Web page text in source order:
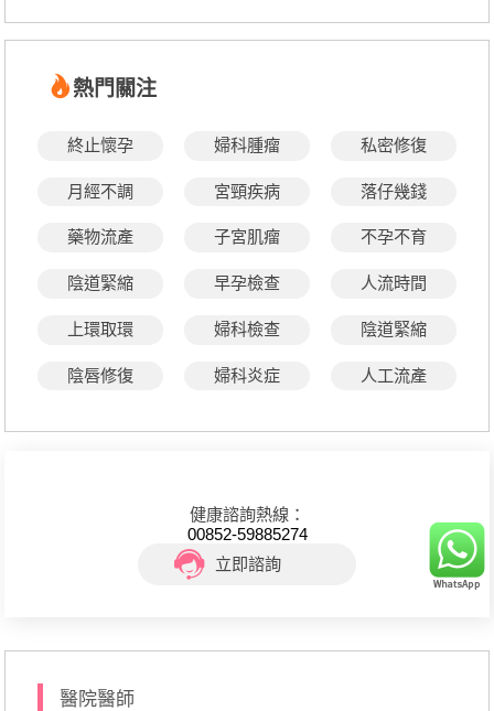
熱門關注
終止懷孕 婦科腫瘤 私密修復
月經不調 宮頸疾病 落仔幾錢
藥物流產 子宮肌瘤 不孕不育
陰道緊縮 早孕檢查 人流時間
上環取環 婦科檢查 陰道緊縮
陰唇修復 婦科炎症 人工流產
健康諮詢熱線：
00852-59885274
立即諮詢
醫院醫師